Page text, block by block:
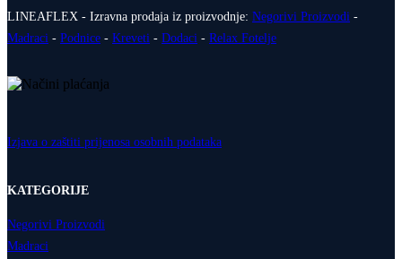
LINEAFLEX - Izravna prodaja iz proizvodnje: Negorivi Proizvodi -
Madraci - Podnice - Kreveti - Dodaci - Relax Fotelje
Izjava o zaštiti prijenosa osobnih podataka
KATEGORIJE
Negorivi Proizvodi
Madraci